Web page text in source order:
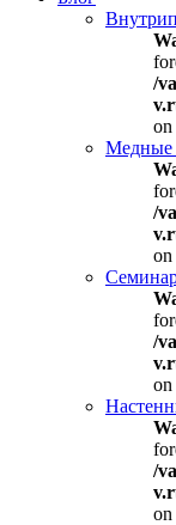
/
Медные
/
/
/